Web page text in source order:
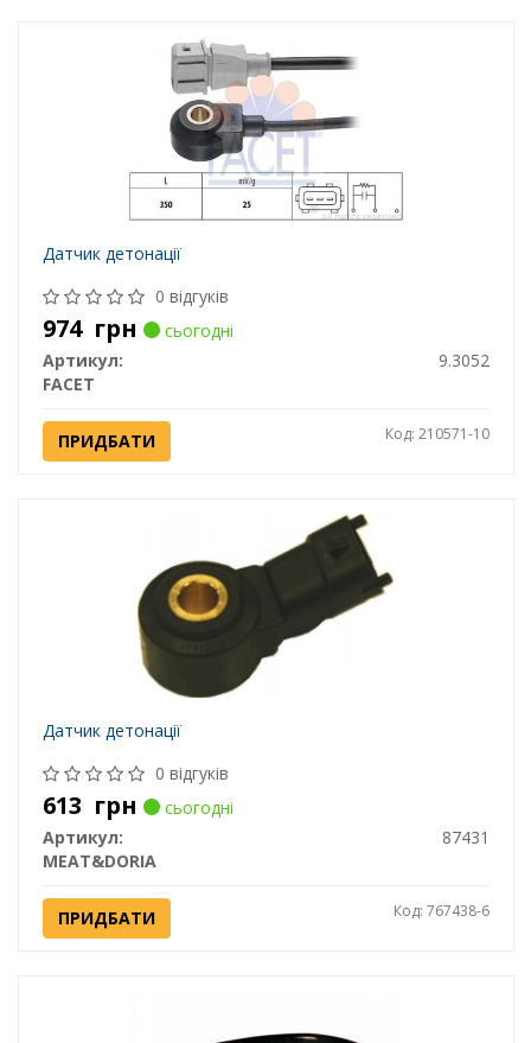
Датчик детонації
0 відгуків
974 грн
сьогодні
Артикул:
9.3052
FACET
ПРИДБАТИ Код: 210571-10
Датчик детонації
0 відгуків
613 грн
сьогодні
Артикул:
87431
MEAT&DORIA
ПРИДБАТИ Код: 767438-6